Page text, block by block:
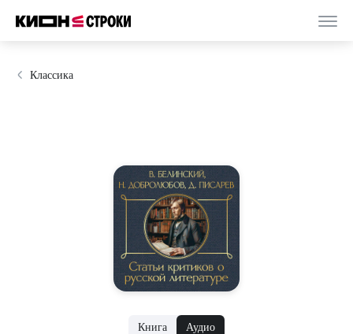
Классика
Книга Аудио